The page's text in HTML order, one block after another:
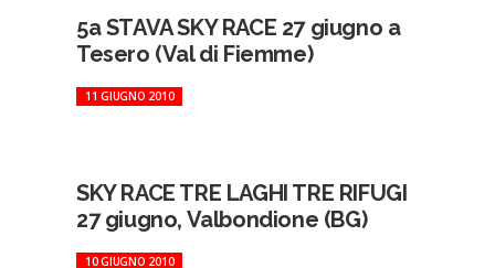
5a STAVA SKY RACE 27 giugno a
Tesero (Val di Fiemme)
11 GIUGNO 2010
SKY RACE TRE LAGHI TRE RIFUGI
27 giugno, Valbondione (BG)
10 GIUGNO 2010